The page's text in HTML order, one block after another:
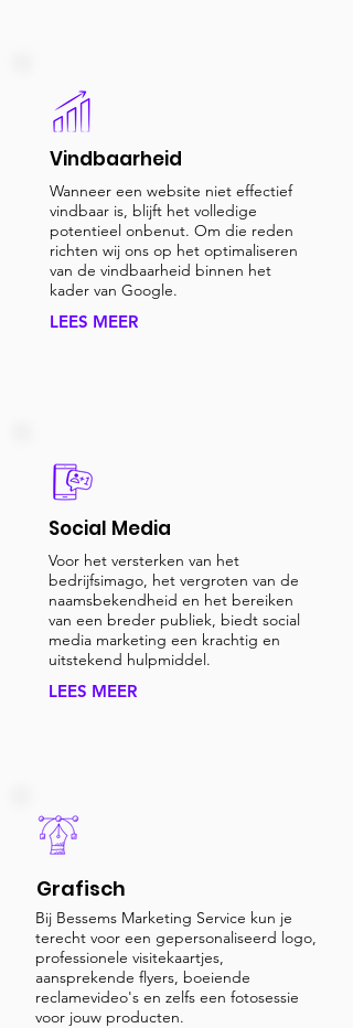
Vindbaarheid
Wanneer een website niet effectief
vindbaar is, blijft het volledige
potentieel onbenut. Om die reden
richten wij ons op het optimaliseren
van de vindbaarheid binnen het
kader van Google.
LEES MEER
Social Media
Voor het versterken van het
bedrijfsimago, het vergroten van de
naamsbekendheid en het bereiken
van een breder publiek, biedt social
media marketing een krachtig en
uitstekend hulpmiddel.
LEES MEER
Grafisch
Bij Bessems Marketing Service kun je
terecht voor een gepersonaliseerd logo,
professionele visitekaartjes,
aansprekende flyers, boeiende
reclamevideo's en zelfs een fotosessie
voor jouw producten.